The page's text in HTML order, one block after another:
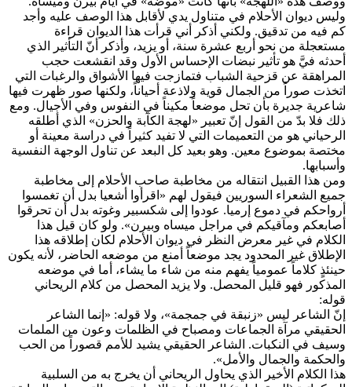
وليس ديوان الأحلام في متناول يدي لأقابل هذا الوصف عليه وأجد
كم فيه من تدقيق. ولكني أذكر أني قرأت هذا الديوان قراءة
مستعجلة من نحو أربع عشرة سنة، أو يزيد، وأذكر أنّ التأثير الذي
أحدثه فيَّ هو تأثير نبضات الإحساس الأول وقد انقشعت حجب
المراهقة عن قزحية الشباب فتمازجت فيها الأشواق والرغبات التي
اتخذت صوراً من الجمال قوية ولاذعة أحياناً، ولكنها صور ظهرت فيها
شاعرية جديرة بأن تحل موضعاً مكيناً في النفوس وفي الأجيال. ومع
ذلك فلا بدّ من القول إنّ تعبير «لهجة الكآبة والحزن» الذي أطلقه
الرحياني هو من التعميمات التي لا تفيد كثيراً في دراسة معينة أو
مختصة بموضوع معين. وهو بعيد كل البعد عن تناول الوجهة النفسية
وأسبابها.
ومن هذا القبيل انتقاله من مخاطبة صاحب الأحلام إلى مخاطبة
جميع الشعراء السوريين فيقول لهم «اقرأوا أشعيا بدل أن تغمسوا
أرواحكم في دموع إرميا. عودوا إلى شكسبير وغوته بدل أن تحرقوا
أصابعكم ومآقيكم في مراجل ميساه وبيرن». ولو كان قيل هذا
الكلام في غير معرض النظر في ديوان الأحلام لكان إطلاقه هذا
الإطلاق غير المحدود يجد موضعاً أمنع من موضعه الحاضر، لأنه يكون
حينئذٍ كلاماً عمومياً يفهم منه من شاء ما يشاء، أما في موضعه
المذكور فهو قليل المحصل. ولا يزيد المحصل من كلام الريحاني
قوله:
إنّ الشاعر ليس «زنبقة في جمجمة»، ولا قوله: «إنما الشاعر
الحقيقي مرآة الجماعات ومصباح في الظلمات وعون من الملمات
وسيف في النكبات. الشاعر الحقيقي يشيد للأمم قصوراً من الحب
والحكمة والجمال والأمل».
هذا الكلام الأخير الذي يحاول الريحاني أن يخرج به من السلبية